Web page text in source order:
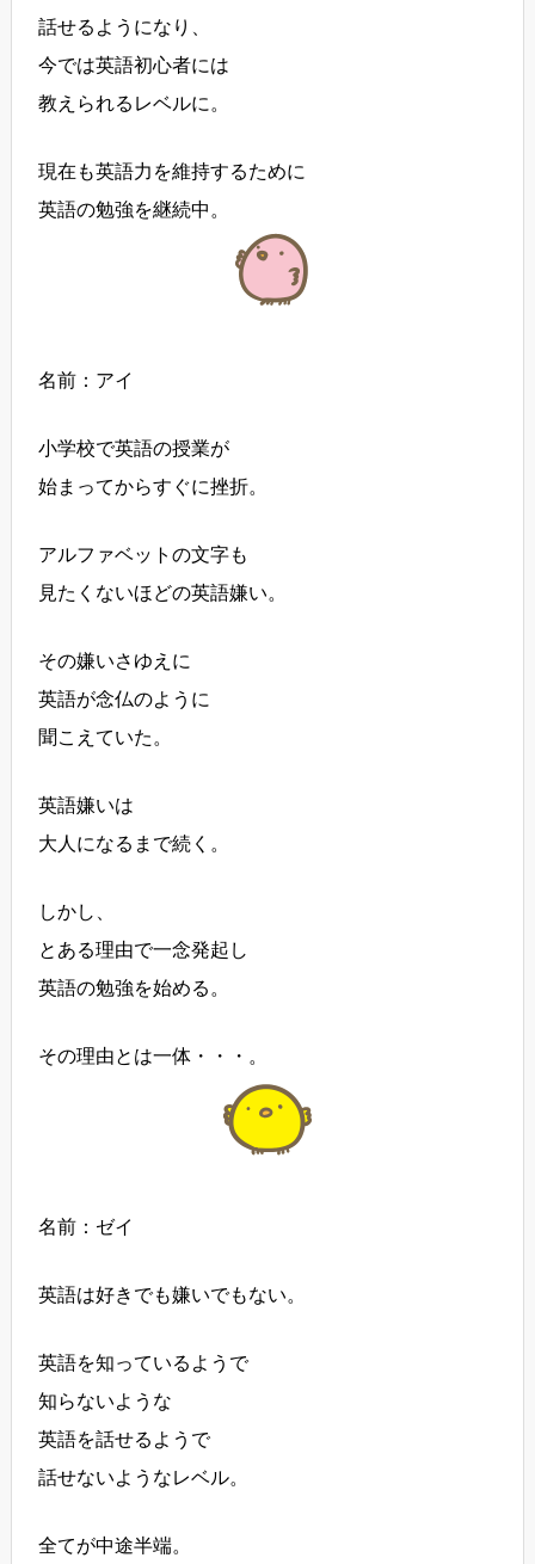
話せるようになり、
今では英語初心者には
教えられるレベルに。
現在も英語力を維持するために
英語の勉強を継続中。
名前：アイ
小学校で英語の授業が
始まってからすぐに挫折。
アルファベットの文字も
見たくないほどの英語嫌い。
その嫌いさゆえに
英語が念仏のように
聞こえていた。
英語嫌いは
大人になるまで続く。
しかし、
とある理由で一念発起し
英語の勉強を始める。
その理由とは一体・・・。
名前：ゼイ
英語は好きでも嫌いでもない。
英語を知っているようで
知らないような
英語を話せるようで
話せないようなレベル。
全てが中途半端。